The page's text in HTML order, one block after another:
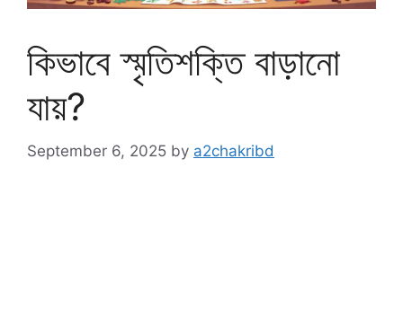
কিভাবে স্মৃতিশক্তি বাড়ানো
যায়?
September 6, 2025 by a2chakribd